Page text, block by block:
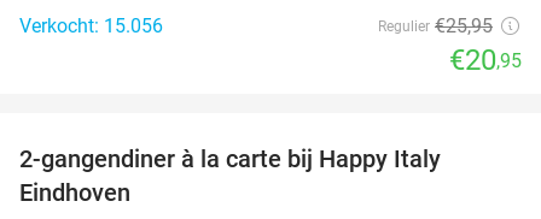
Verkocht: 15.056
Regulier €25,95
€20,95
2-gangendiner à la carte bij Happy Italy
Eindhoven